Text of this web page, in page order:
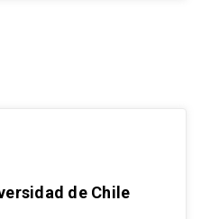
de Chile